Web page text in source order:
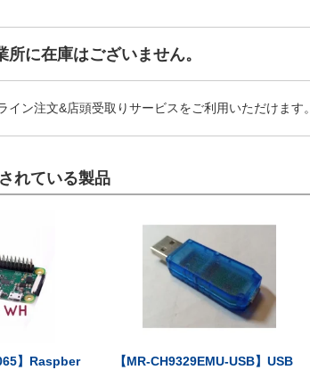
所に在庫はございません。
イン注文&店頭受取りサービスをご利用いただけます。
れている製品
】Raspber
【MR-CH9329EMU-USB】USB